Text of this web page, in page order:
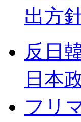
出方
反日
日本
フリ